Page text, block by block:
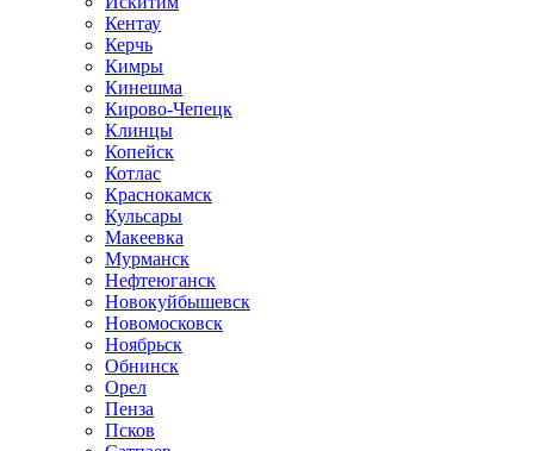
Кентау
Керчь
Кимры
Кинешма
Кирово-Чепецк
Клинцы
Копейск
Котлас
Краснокамск
Кульсары
Макеевка
Мурманск
Нефтеюганск
Новокуйбышевск
Новомосковск
Ноябрьск
Обнинск
Орел
Пенза
Псков